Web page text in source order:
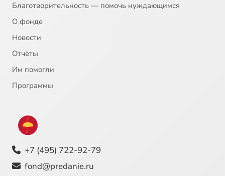
Благотворительность — помочь нуждающимся
О фонде
Новости
Отчёты
Им помогли
Программы
+7 (495) 722-92-79
fond@predanie.ru